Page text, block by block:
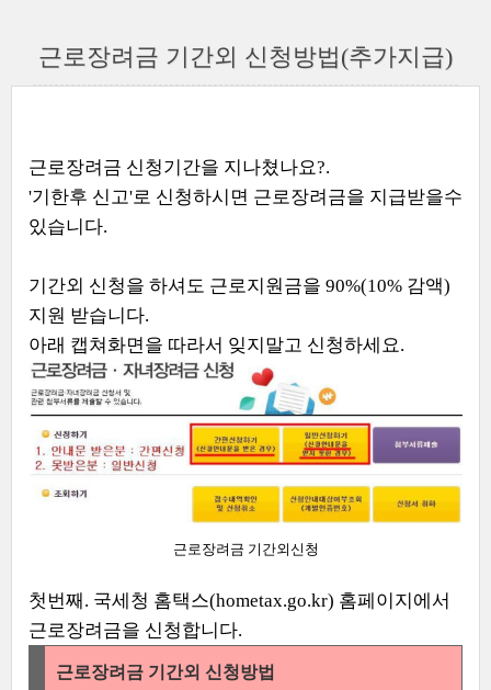
근로장려금 기간외 신청방법(추가지급)
근로장려금 신청기간을 지나쳤나요?.
'기한후 신고'로 신청하시면 근로장려금을 지급받을수
있습니다.
기간외 신청을 하셔도 근로지원금을 90%(10% 감액)
지원 받습니다.
아래 캡쳐화면을 따라서 잊지말고 신청하세요.
근로장려금 기간외신청
첫번째. 국세청 홈택스(hometax.go.kr) 홈페이지에서
근로장려금을 신청합니다.
근로장려금 기간외 신청방법